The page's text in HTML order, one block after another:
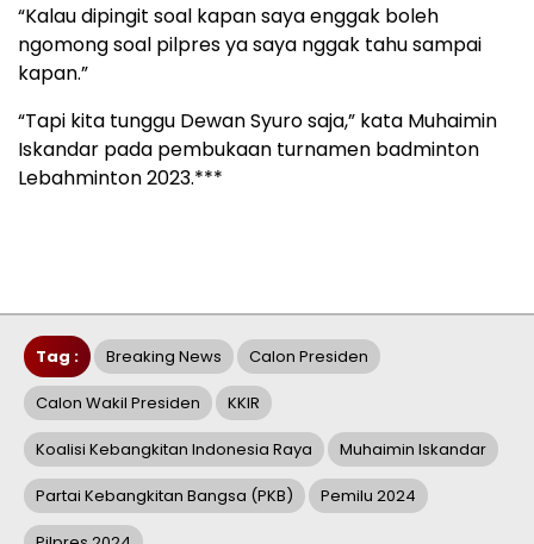
“Kalau dipingit soal kapan saya enggak boleh
ngomong soal pilpres ya saya nggak tahu sampai
kapan.”
“Tapi kita tunggu Dewan Syuro saja,” kata Muhaimin
Iskandar pada pembukaan turnamen badminton
Lebahminton 2023.***
Tag : Breaking News Calon Presiden
Calon Wakil Presiden KKIR
Koalisi Kebangkitan Indonesia Raya Muhaimin Iskandar
Partai Kebangkitan Bangsa (PKB) Pemilu 2024